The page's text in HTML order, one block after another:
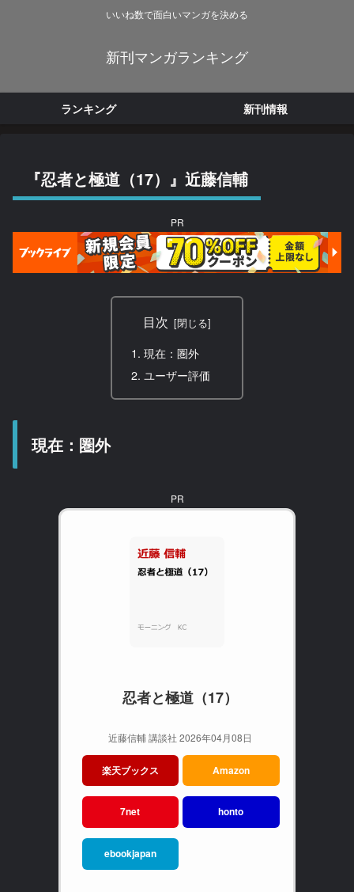
いいね数で面白いマンガを決める
新刊マンガランキング
ランキング 新刊情報
『忍者と極道（17）』近藤信輔
PR
目次
現在：圏外
ユーザー評価
現在：圏外
PR
忍者と極道（17）
近藤信輔 講談社 2026年04月08日
楽天ブックス Amazon
7net honto
ebookjapan